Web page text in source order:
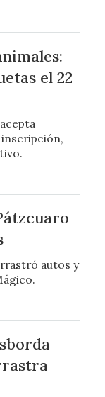
el 22
autos y